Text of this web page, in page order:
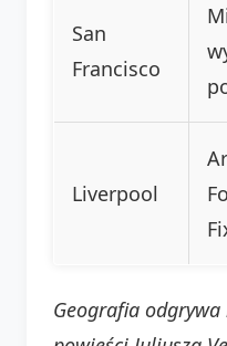
San
Francisco
Liverpool
Geografia